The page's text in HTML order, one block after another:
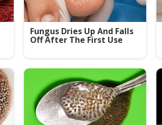
Fungus Dries Up And Falls
Off After The First Use